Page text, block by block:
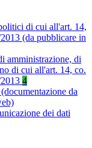
di cui all'art. 14,
(da pubblicare in
amministrazione, di
di cui all'art. 14, co.
4
da
dei dati